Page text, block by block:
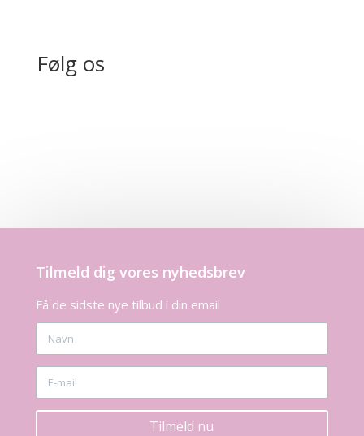
Følg os
Tilmeld dig vores nyhedsbrev
Få de sidste nye tilbud i din email
Tilmeld nu